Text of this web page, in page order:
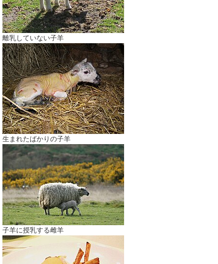
離乳していない子羊
生まれたばかりの子羊
子羊に授乳する雌羊